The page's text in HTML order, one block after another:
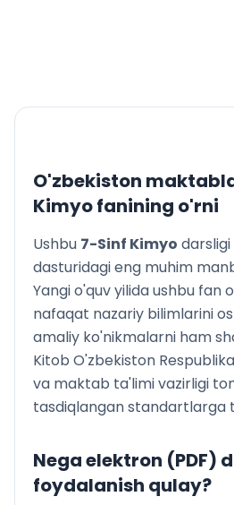
bilan tanishish
22-§. Vodorod
23-§. Kislotalar haqida dastlabki
24-§. Vodorodning olinishi
25-§. Vodorod – oddiy modda.
kimyoviy xossalari. Ishlatilishi
26-§. Vodorod – sof ekologik
III bobga doir masalalar yechish
III bob yuzasidan test topshiriqlari
IV bob. Suv va eritmalar
27-§. Suv – murakkab modda.
xossalari
28-§. Suvning tabiatda
29-§. Suv havzalarini
Suvni tozalash usullari
30-§. Suv – eng yaxshi erituvchi.
O'zbekiston
Kimyofanining o'rni
Ushbu 7-Sinf Kimyo darsligi
dasturidagi eng muhim
Yangi o'quv yilida ushbu fan
nafaqat nazariy bilimlarini
amaliy ko'nikmalarni ham
Kitob O'zbekiston
va maktab ta'limi vazirligi
tasdiqlangan standartlarga
Nega elektron (PDF)
foydalanish qulay?